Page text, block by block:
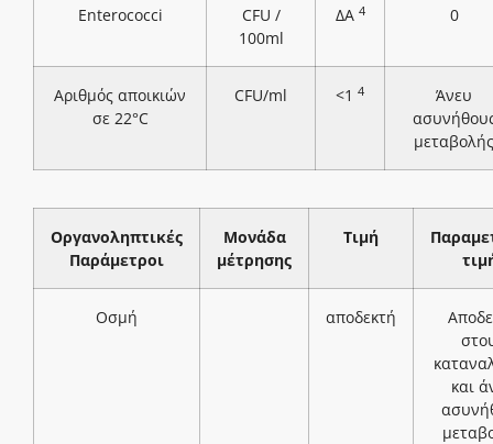
Enterococci
CFU /
100ml
ΔΑ 4 0
Αριθμός αποικιών
σε 22°C
CFU/ml <1 4
Άνευ
μεταβολής
Οργανοληπτικές
Παράμετροι
Μονάδα
μέτρησης
Τιμή
Οσμή αποδεκτή
και